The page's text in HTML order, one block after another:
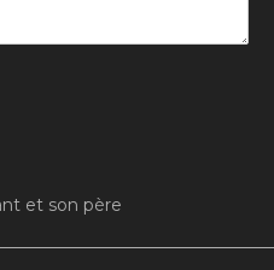
et son père